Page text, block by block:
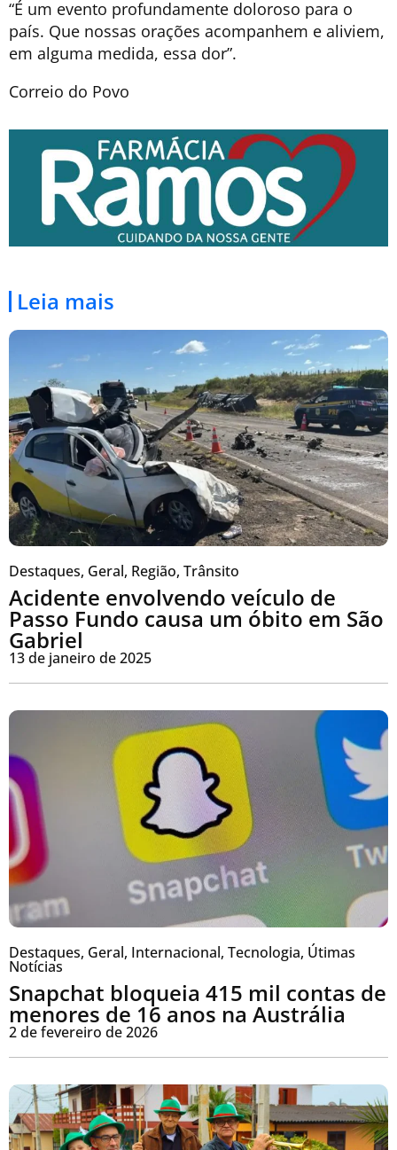
“É um evento profundamente doloroso para o
país. Que nossas orações acompanhem e aliviem,
em alguma medida, essa dor”.
Correio do Povo
Leia mais
Destaques, Geral, Região, Trânsito
Acidente envolvendo veículo de
Passo Fundo causa um óbito em São
Gabriel
13 de janeiro de 2025
Destaques, Geral, Internacional, Tecnologia, Útimas
Notícias
Snapchat bloqueia 415 mil contas de
menores de 16 anos na Austrália
2 de fevereiro de 2026